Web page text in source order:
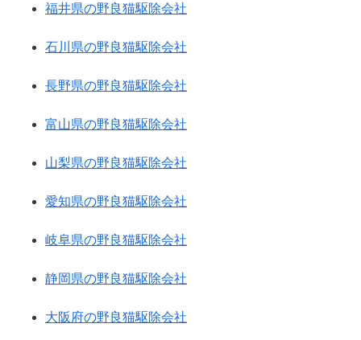
福井県の野良猫駆除会社
石川県の野良猫駆除会社
長野県の野良猫駆除会社
富山県の野良猫駆除会社
山梨県の野良猫駆除会社
愛知県の野良猫駆除会社
岐阜県の野良猫駆除会社
静岡県の野良猫駆除会社
大阪府の野良猫駆除会社